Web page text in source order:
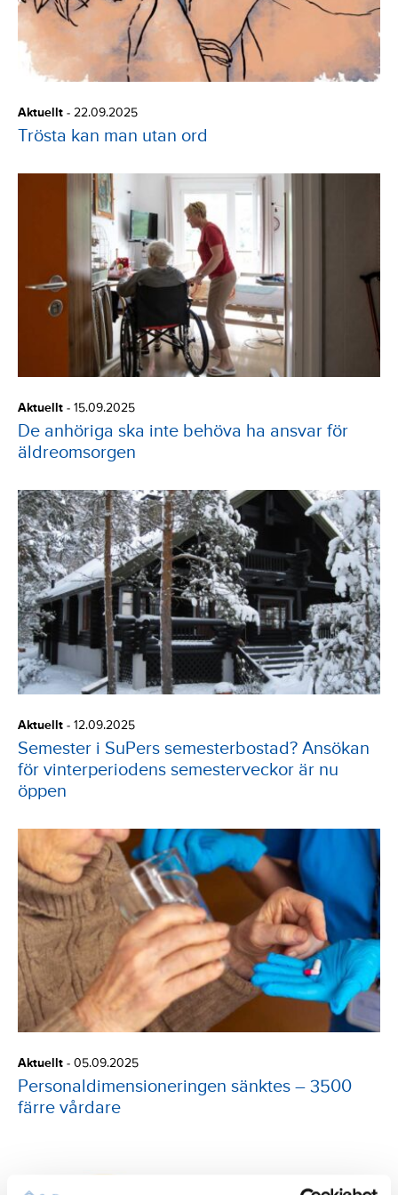
o
r
e
s
Aktuellt - 22.09.2025
Trösta kan man utan ord
Aktuellt - 15.09.2025
De anhöriga ska inte behöva ha ansvar för
äldreomsorgen
Aktuellt - 12.09.2025
Semester i SuPers semesterbostad? Ansökan
för vinterperiodens semesterveckor är nu
öppen
Aktuellt - 05.09.2025
Personaldimensioneringen sänktes – 3500
färre vårdare